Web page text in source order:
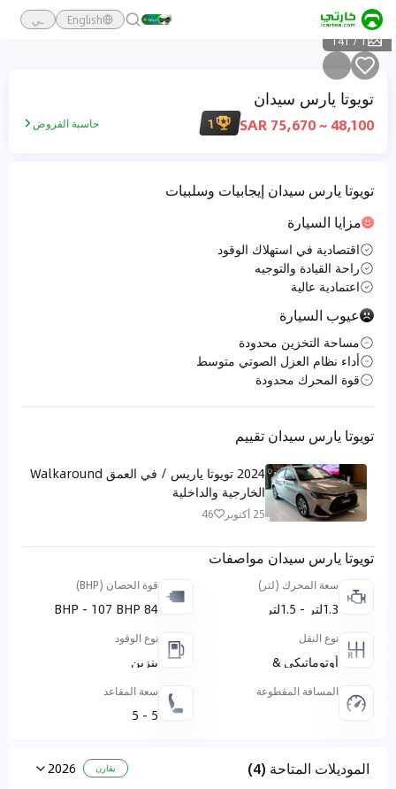
English
ـي
1
/
141
تويوتا يارس سيدان
48,100 ~ 75,670 SAR
1 حاسبة القروض
تويوتا يارس سيدان إيجابيات وسلبيات
مزايا السيارة
اقتصادية في استهلاك الوقود
راحة القيادة والتوجيه
اعتمادية عالية
عيوب السيارة
مساحة التخزين محدودة
أداء نظام العزل الصوتي متوسط
قوة المحرك محدودة
تويوتا يارس سيدان تقييم
2024 تويوتا ياريس / في العمق Walkaround
الخارجية والداخلية
25 أكتوبر 46
تويوتا يارس سيدان مواصفات
سعة المحرك (لتر)
1.3لتر - 1.5لتر
قوة الحصان (BHP)
84 BHP - 107 BHP
نوع النقل
أوتوماتيكي &
Continuously Variable
Transmission (CVT) &
Continuously Variable
نوع الوقود
بنزين
المسافة المقطوعة سعة المقاعد
5 - 5
الموديلات المتاحة (4) يقارن 2026